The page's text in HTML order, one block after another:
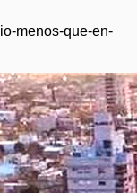
menos-que-en-